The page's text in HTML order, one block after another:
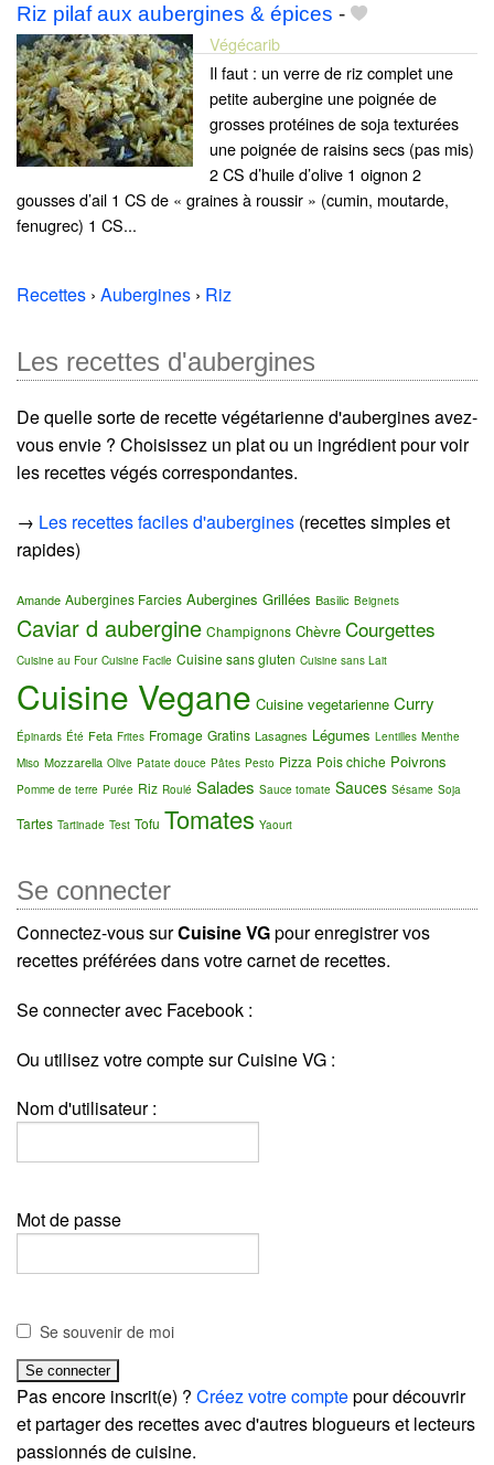
Riz pilaf aux aubergines & épices -
Végécarib
Il faut : un verre de riz complet une
petite aubergine une poignée de
grosses protéines de soja texturées
une poignée de raisins secs (pas mis)
2 CS d’huile d’olive 1 oignon 2
gousses d’ail 1 CS de « graines à roussir » (cumin, moutarde,
fenugrec) 1 CS...
Recettes › Aubergines › Riz
Les recettes d'aubergines
De quelle sorte de recette végétarienne d'aubergines avez-
vous envie ? Choisissez un plat ou un ingrédient pour voir
les recettes végés correspondantes.
→ Les recettes faciles d'aubergines (recettes simples et
rapides)
Amande Aubergines Farcies Aubergines Grillées Basilic Beignets
Caviar d aubergine Champignons Chèvre Courgettes
Cuisine au Four Cuisine Facile Cuisine sans gluten Cuisine sans Lait
Cuisine Vegane Cuisine vegetarienne Curry
Épinards Été Feta Frites Fromage Gratins Lasagnes Légumes Lentilles Menthe
Miso Mozzarella Olive Patate douce Pâtes Pesto Pizza Pois chiche Poivrons
Pomme de terre Purée Riz Roulé Salades Sauce tomate Sauces Sésame Soja
Tartes Tartinade Test Tofu Tomates Yaourt
Se connecter
Connectez-vous surCuisine VGpour enregistrer vos
recettes préférées dans votre carnet de recettes.
Se connecter avec Facebook :
Ou utilisez votre compte sur Cuisine VG :
Nom d'utilisateur :
Mot de passe
Se souvenir de moi
Pas encore inscrit(e) ? Créez votre comptepour découvrir
et partager des recettes avec d'autres blogueurs et lecteurs
passionnés de cuisine.